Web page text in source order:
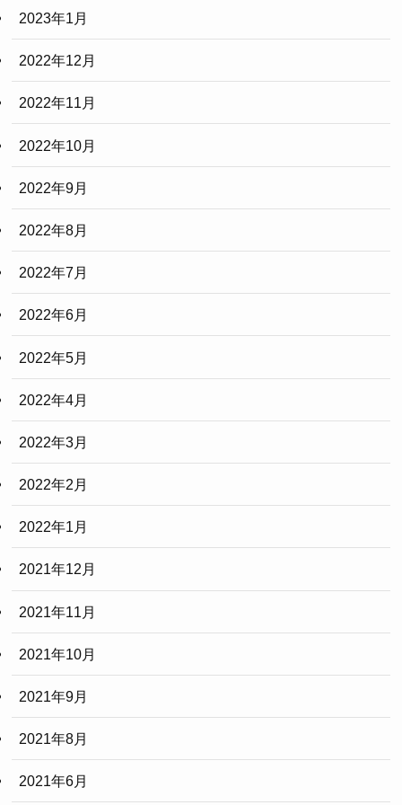
2023年1月
2022年12月
2022年11月
2022年10月
2022年9月
2022年8月
2022年7月
2022年6月
2022年5月
2022年4月
2022年3月
2022年2月
2022年1月
2021年12月
2021年11月
2021年10月
2021年9月
2021年8月
2021年6月